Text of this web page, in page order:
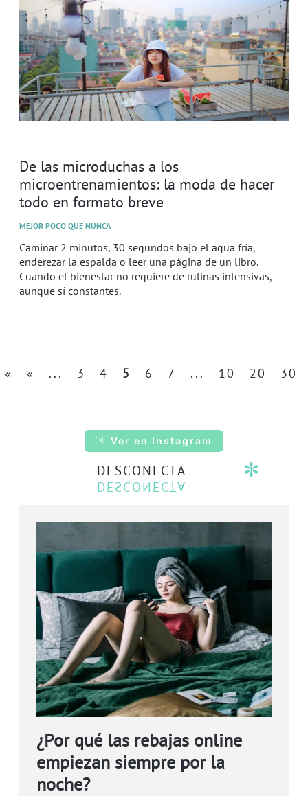
De las microduchas a los
microentrenamientos: la moda de hacer
todo en formato breve
MEJOR POCO QUE NUNCA
Caminar 2 minutos, 30 segundos bajo el agua fría,
enderezar la espalda o leer una página de un libro.
Cuando el bienestar no requiere de rutinas intensivas,
aunque sí constantes.
« « ... 3 4 5 6 7 ... 10 20 30
Ver en Instagram
DESCONECTA
¿Por qué las rebajas online
empiezan siempre por la
noche?